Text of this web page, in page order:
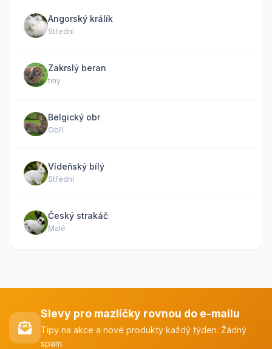
Angorský králík
Střední
Zakrslý beran
tiny
Belgický obr
Obří
Vídeňský bílý
Střední
Český strakáč
Malé
Slevy pro mazlíčky rovnou do e-mailu
Tipy na akce a nové produkty každý týden. Žádný
spam.